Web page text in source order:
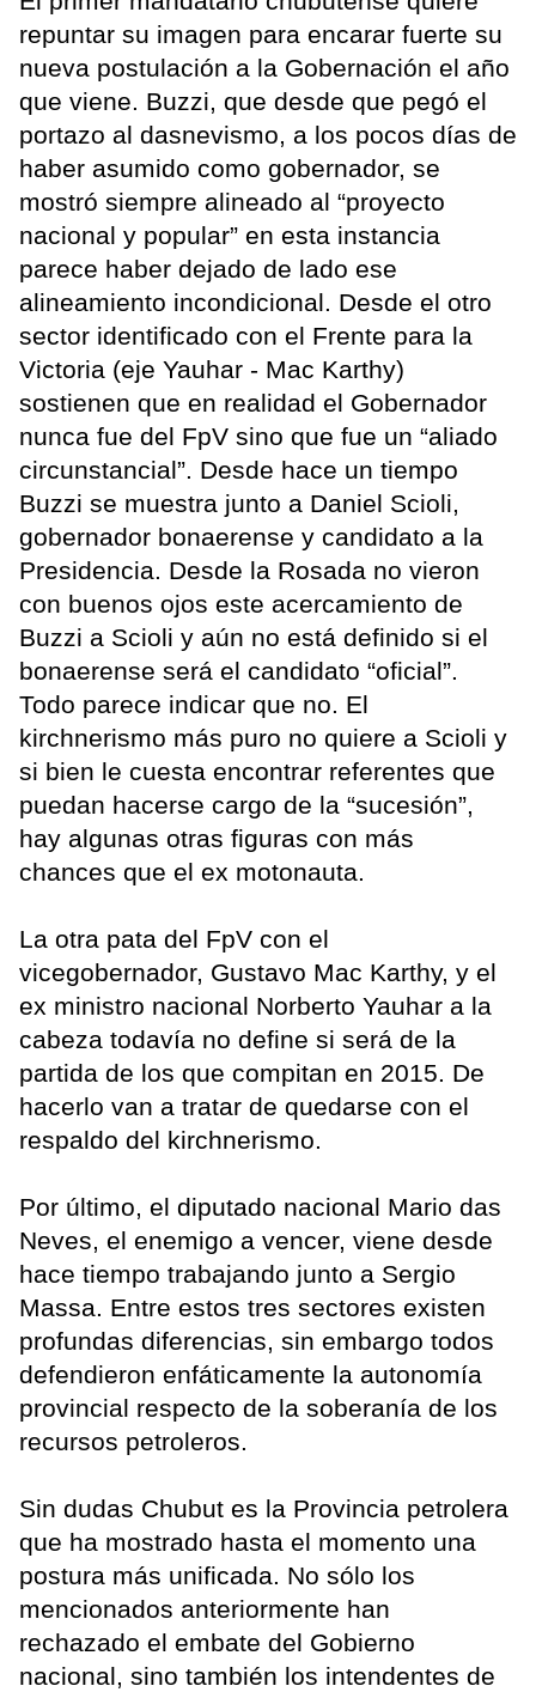
repuntar su imagen para encarar fuerte su
nueva postulación a la Gobernación el año
que viene. Buzzi, que desde que pegó el
portazo al dasnevismo, a los pocos días de
haber asumido como gobernador, se
mostró siempre alineado al “proyecto
nacional y popular” en esta instancia
parece haber dejado de lado ese
alineamiento incondicional. Desde el otro
sector identificado con el Frente para la
Victoria (eje Yauhar - Mac Karthy)
sostienen que en realidad el Gobernador
nunca fue del FpV sino que fue un “aliado
circunstancial”. Desde hace un tiempo
Buzzi se muestra junto a Daniel Scioli,
gobernador bonaerense y candidato a la
Presidencia. Desde la Rosada no vieron
con buenos ojos este acercamiento de
Buzzi a Scioli y aún no está definido si el
bonaerense será el candidato “oficial”.
Todo parece indicar que no. El
kirchnerismo más puro no quiere a Scioli y
si bien le cuesta encontrar referentes que
puedan hacerse cargo de la “sucesión”,
hay algunas otras figuras con más
chances que el ex motonauta.
La otra pata del FpV con el
vicegobernador, Gustavo Mac Karthy, y el
ex ministro nacional Norberto Yauhar a la
cabeza todavía no define si será de la
partida de los que compitan en 2015. De
hacerlo van a tratar de quedarse con el
respaldo del kirchnerismo.
Por último, el diputado nacional Mario das
Neves, el enemigo a vencer, viene desde
hace tiempo trabajando junto a Sergio
Massa. Entre estos tres sectores existen
profundas diferencias, sin embargo todos
defendieron enfáticamente la autonomía
provincial respecto de la soberanía de los
recursos petroleros.
Sin dudas Chubut es la Provincia petrolera
que ha mostrado hasta el momento una
postura más unificada. No sólo los
mencionados anteriormente han
rechazado el embate del Gobierno
nacional, sino también los intendentes de